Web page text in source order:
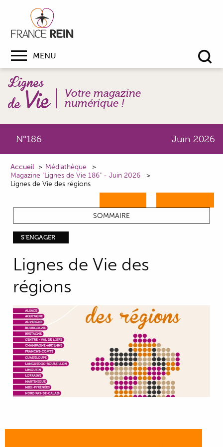
MENU
Votre magazine
numérique !
N°186 Juin 2026
Accueil
Médiathèque
Magazine "Lignes de Vie 186" - Juin 2026
Lignes de Vie des régions
SOMMAIRE
S'ENGAGER
Lignes de Vie des
régions